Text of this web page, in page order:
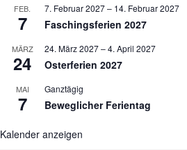
FEB.
7
7. Februar 2027– 14. Februar 2027
Faschingsferien 2027
MÄRZ
24
24. März 2027–4. April 2027
Osterferien 2027
MAI
7
Ganztägig
Beweglicher Ferientag
Kalender anzeigen